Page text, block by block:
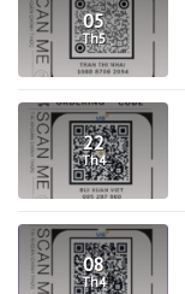
05
Th5
22
Th4
08
Th4